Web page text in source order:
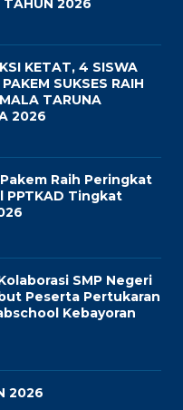
TAHUN 2026
KETAT, 4 SISWA
SUKSES RAIH
TARUNA
2026
Raih Peringkat
PPTKAD Tingkat
SMP Negeri
Peserta Pertukaran
Kebayoran
2026